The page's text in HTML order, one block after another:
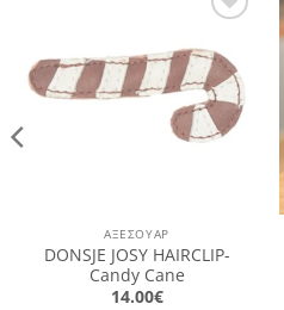
στην
λίστα
επιθυμιών
ΑΞΕΣΟΥΆΡ
DONSJE JOSY HAIRCLIP-
Candy Cane
14.00€